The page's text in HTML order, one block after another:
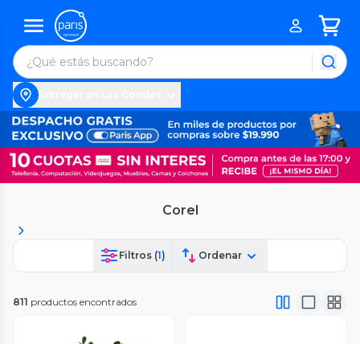
Corel
Filtros (1) Ordenar
811 productos encontrados